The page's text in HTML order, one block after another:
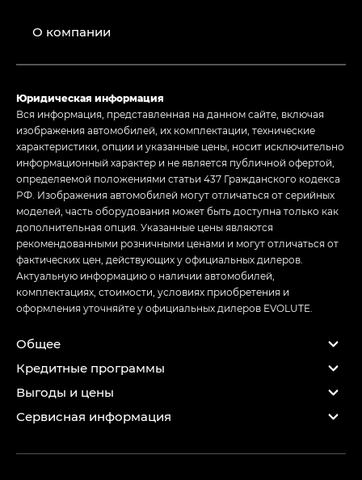
О компании
Юридическая информация
Вся информация, представленная на данном сайте, включая
изображения автомобилей, их комплектации, технические
характеристики, опции и указанные цены, носит исключительно
информационный характер и не является публичной офертой,
определяемой положениями статьи 437 Гражданского кодекса
РФ. Изображения автомобилей могут отличаться от серийных
моделей, часть оборудования может быть доступна только как
дополнительная опция. Указанные цены являются
рекомендованными розничными ценами и могут отличаться от
фактических цен, действующих у официальных дилеров.
Актуальную информацию о наличии автомобилей,
комплектациях, стоимости, условиях приобретения и
оформления уточняйте у официальных дилеров EVOLUTE.
Общее
Кредитные программы
Выгоды и цены
Сервисная информация